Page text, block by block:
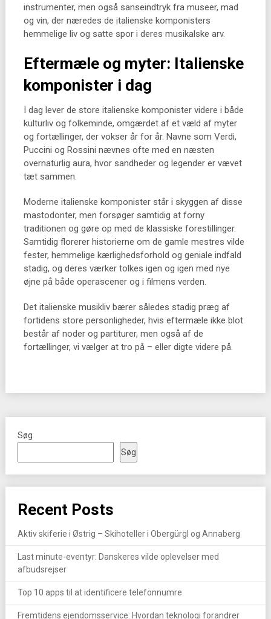
instrumenter, men også sanseindtryk fra museer, mad
og vin, der næredes de italienske komponisters
hemmelige liv og satte spor i deres musikalske arv.
Eftermæle og myter: Italienske
komponister i dag
I dag lever de store italienske komponister videre i både
kulturliv og folkeminde, omgærdet af et væld af myter
og fortællinger, der vokser år for år. Navne som Verdi,
Puccini og Rossini nævnes ofte med en næsten
overnaturlig aura, hvor sandheder og legender er vævet
tæt sammen.
Moderne italienske komponister står i skyggen af disse
mastodonter, men forsøger samtidig at forny
traditionen og gøre op med de klassiske forestillinger.
Samtidig florerer historierne om de gamle mestres vilde
fester, hemmelige kærlighedsforhold og geniale indfald
stadig, og deres værker tolkes igen og igen med nye
øjne på både operascener og i filmens verden.
Det italienske musikliv bærer således stadig præg af
fortidens store personligheder, hvis eftermæle ikke blot
består af noder og partiturer, men også af de
fortællinger, vi vælger at tro på – eller digte videre på.
Søg
Søg
Recent Posts
Aktiv skiferie i Østrig – Skihoteller i Obergürgl og Annaberg
Last minute-eventyr: Danskeres vilde oplevelser med
afbudsrejser
Top 10 apps til at identificere telefonnumre
Fremtidens ejendomsservice: Hvordan teknologi forandrer